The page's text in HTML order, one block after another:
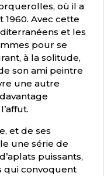
où il a
1960. Avec cette
et les
pour se
à la solitude,
son ami peintre
une autre
et de ses
une série de
puissants,
qui convoquent